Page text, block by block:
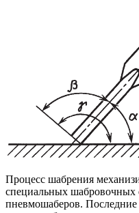
Процесс шабрения
специальных шабровочных
пневмошаберов.